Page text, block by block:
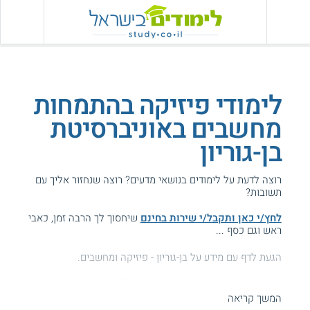
לימודי פיזיקה בהתמחות
מחשבים באוניברסיטת
בן-גוריון
רוצה לדעת על לימודים בנושאי מדעים? רוצה שנחזור אליך עם
תשובות?
לחץ/י כאן ותקבל/י שירות בחינם שיחסוך לך הרבה זמן, כאבי
ראש וגם כסף ...
הגעת לדף עם מידע על בן-גוריון - פיזיקה ומחשבים.
עזרנו גם לך? דרג אותנו:המשך קריאה